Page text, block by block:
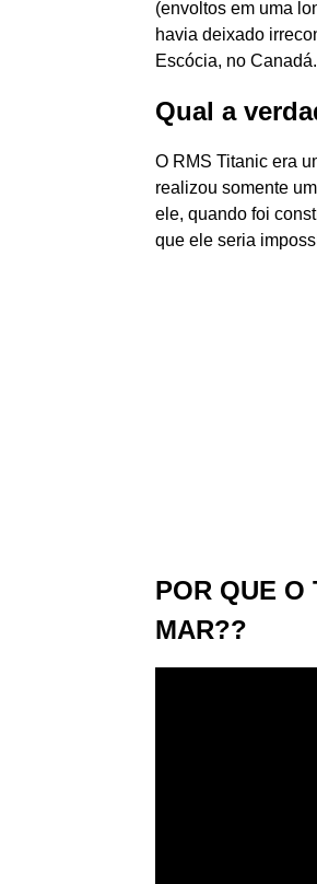
(envoltos em uma
havia deixado
Escócia, no Canadá.
Qual a
O RMS Titanic era
realizou somente
ele, quando foi
que ele seria
POR QUE O
MAR??